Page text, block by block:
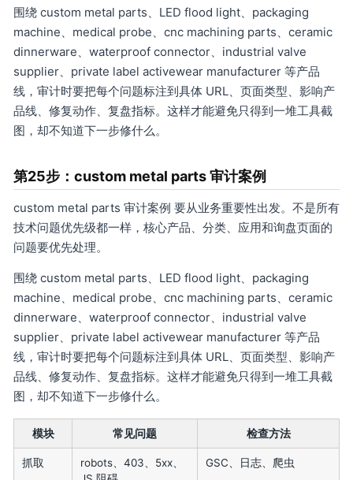
围绕 custom metal parts、LED flood light、packaging
machine、medical probe、cnc machining parts、ceramic
dinnerware、waterproof connector、industrial valve
supplier、private label activewear manufacturer 等产品
线，审计时要把每个问题标注到具体 URL、页面类型、影响产
品线、修复动作、复盘指标。这样才能避免只得到一堆工具截
图，却不知道下一步修什么。
第25步：custom metal parts 审计案例
custom metal parts 审计案例 要从业务重要性出发。不是所有
技术问题优先级都一样，核心产品、分类、应用和询盘页面的
问题要优先处理。
围绕 custom metal parts、LED flood light、packaging
machine、medical probe、cnc machining parts、ceramic
dinnerware、waterproof connector、industrial valve
supplier、private label activewear manufacturer 等产品
线，审计时要把每个问题标注到具体 URL、页面类型、影响产
品线、修复动作、复盘指标。这样才能避免只得到一堆工具截
图，却不知道下一步修什么。
模块 常见问题 检查方法
抓取
robots、403、5xx、
GSC、日志、爬虫